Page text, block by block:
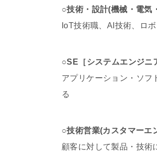
○技術・設計(機械・電気
IoT技術職、AI技術、ロ
○SE［システムエンジニ
アプリケーション・ソフ
る
○技術営業(カスタマーエ
顧客に対して製品・技術